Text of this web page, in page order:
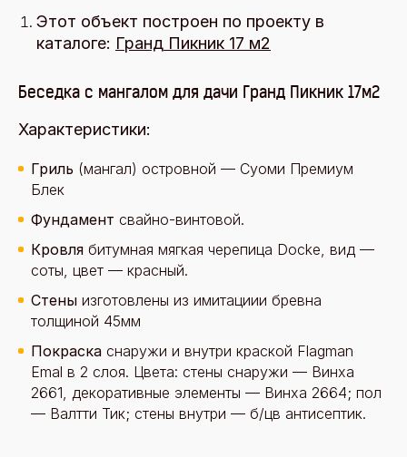
Этот объект построен по проекту в
каталоге: Гранд Пикник 17 м2
Беседка с мангалом для дачи Гранд Пикник 17м2
Характеристики:
Гриль (мангал) островной — Суоми Премиум
Блек
Фундамент свайно-винтовой.
Кровля битумная мягкая черепица Docke, вид —
соты, цвет — красный.
Стены изготовлены из имитациии бревна
толщиной 45мм
Покраска снаружи и внутри краской Flagman
Emal в 2 слоя. Цвета: стены снаружи — Винха
2661, декоративные элементы — Винха 2664; пол
— Валтти Тик; стены внутри — б/цв антисептик.